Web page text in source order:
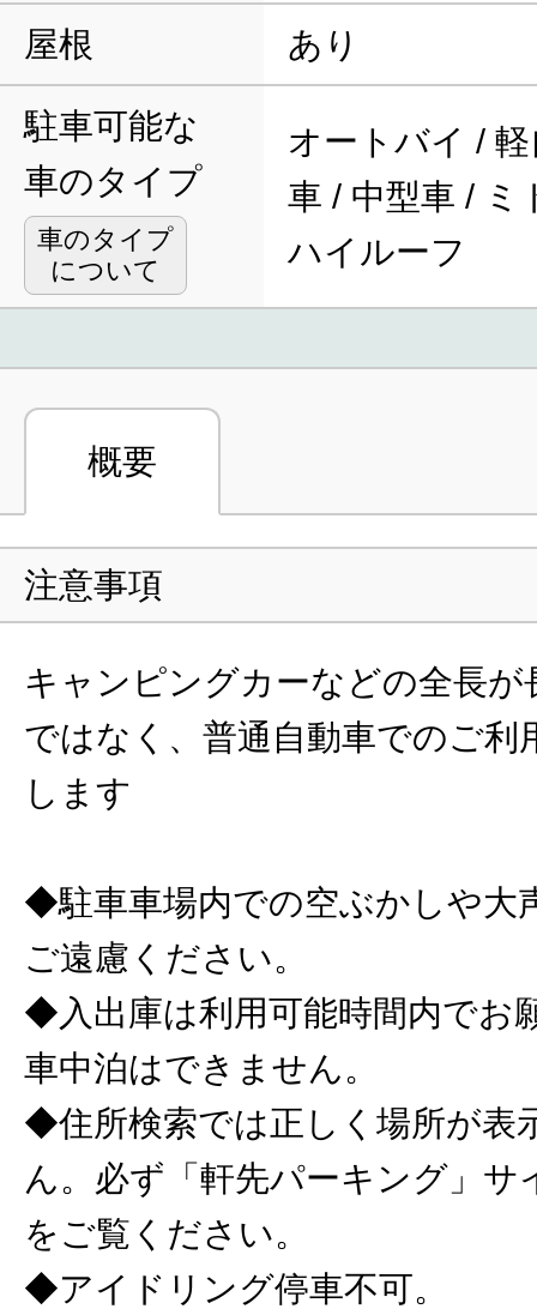
屋根 あり
駐車可能な
車のタイプ
車のタイプ
について
オートバイ /
車 / 中型車 / ミ
ハイルーフ
概要
注意事項
キャンピングカーなどの全長が
ではなく、普通自動車でのご利
します
◆駐車車場内での空ぶかしや大
ご遠慮ください。
◆入出庫は利用可能時間内でお
車中泊はできません。
◆住所検索では正しく場所が表
ん。必ず「軒先パーキング」サ
をご覧ください。
◆アイドリング停車不可。